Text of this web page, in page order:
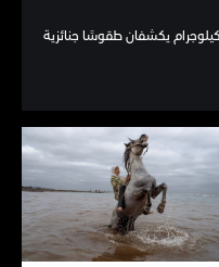
مدخلٌ شرقي وباب حجري يزن أكثر من 200 كيلوجرام يكشفان طقوسًا جنائزية